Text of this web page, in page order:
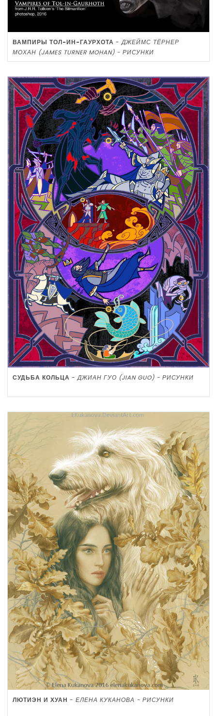
ВАМПИРЫ ТОЛ-ИН-ГАУРХОТА -ДЖЕЙМС ТЁРНЕР
МОХАН (JAMES TURNER MOHAN) - РИСУНКИ
СУДЬБА КОЛЬЦА -ДЖИАН ГУО (JIAN GUO) - РИСУНКИ
ЛЮТИЭН И ХУАН - ЕЛЕНА КУКАНОВА - РИСУНКИ